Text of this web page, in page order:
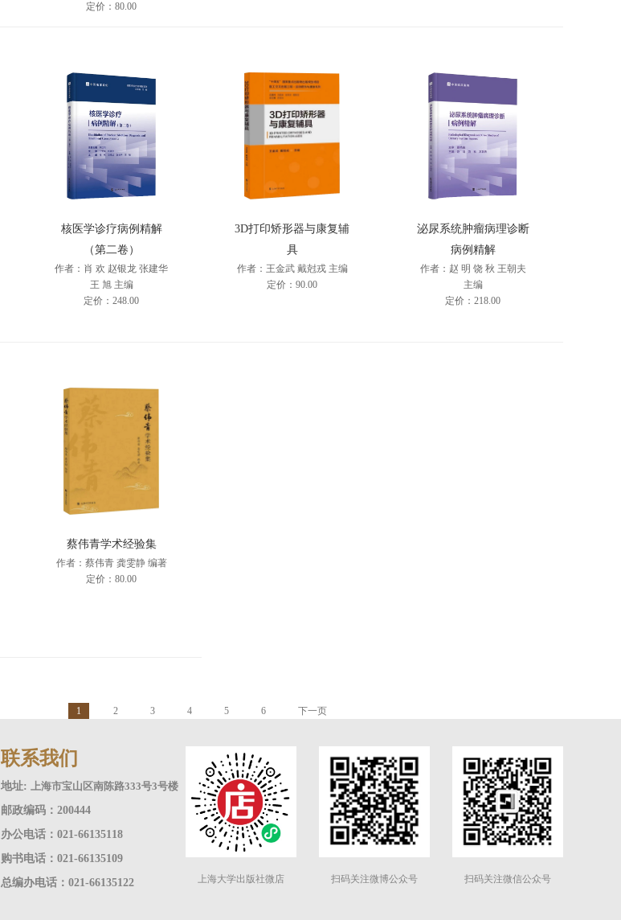
定价：80.00
核医学诊疗病例精解
（第二卷）
作者：肖 欢 赵银龙 张建华
王 旭 主编
定价：248.00
3D打印矫形器与康复辅
具
作者：王金武 戴尅戎 主编
定价：90.00
泌尿系统肿瘤病理诊断
病例精解
作者：赵 明 饶 秋 王朝夫
主编
定价：218.00
蔡伟青学术经验集
作者：蔡伟青 龚雯静 编著
定价：80.00
1 2 3 4 5 6 下一页
联系我们
地址: 上海市宝山区南陈路333号3号楼
邮政编码：200444
办公电话：021-66135118
购书电话：021-66135109
总编办电话：021-66135122
上海大学出版社微店 扫码关注微博公众号 扫码关注微信公众号